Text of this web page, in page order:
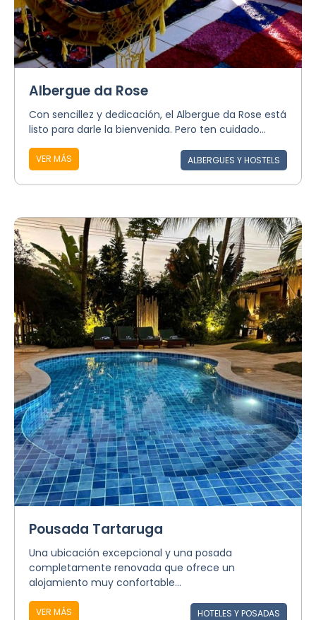
Albergue da Rose
Con sencillez y dedicación, el Albergue da Rose está
listo para darle la bienvenida. Pero ten cuidado...
VER MÁS ALBERGUES Y HOSTELS
Pousada Tartaruga
Una ubicación excepcional y una posada
completamente renovada que ofrece un
alojamiento muy confortable...
VER MÁS HOTELES Y POSADAS